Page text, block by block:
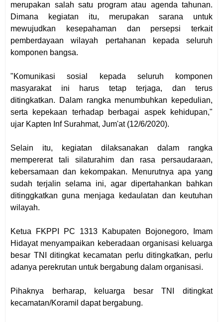
merupakan salah satu program atau agenda tahunan.
Dimana kegiatan itu, merupakan sarana untuk
mewujudkan kesepahaman dan persepsi terkait
pemberdayaan wilayah pertahanan kepada seluruh
komponen bangsa.
"Komunikasi sosial kepada seluruh komponen
masyarakat ini harus tetap terjaga, dan terus
ditingkatkan. Dalam rangka menumbuhkan kepedulian,
serta kepekaan terhadap berbagai aspek kehidupan,"
ujar Kapten Inf Surahmat, Jum'at (12/6/2020).
Selain itu, kegiatan dilaksanakan dalam rangka
mempererat tali silaturahim dan rasa persaudaraan,
kebersamaan dan kekompakan. Menurutnya apa yang
sudah terjalin selama ini, agar dipertahankan bahkan
ditinggkatkan guna menjaga kedaulatan dan keutuhan
wilayah.
Ketua FKPPI PC 1313 Kabupaten Bojonegoro, Imam
Hidayat menyampaikan keberadaan organisasi keluarga
besar TNI ditingkat kecamatan perlu ditingkatkan, perlu
adanya perekrutan untuk bergabung dalam organisasi.
Pihaknya berharap, keluarga besar TNI ditingkat
kecamatan/Koramil dapat bergabung.